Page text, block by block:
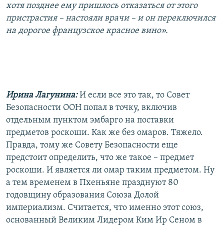
хотя позднее ему пришлось отказаться от этого
пристрастия – настояли врачи – и он переключился
на дорогое французское красное вино».
Ирина Лагунина:И если все это так, то Совет
Безопасности ООН попал в точку, включив
отдельным пунктом эмбарго на поставки
предметов роскоши. Как же без омаров. Тяжело.
Правда, тому же Совету Безопасности еще
предстоит определить, что же такое – предмет
роскоши. И является ли омар таким предметом. Ну
а тем временем в Пхеньяне празднуют 80
годовщину образования Союза Долой
империализм. Считается, что именно этот союз,
основанный Великим Лидером Ким Ир Сеном в